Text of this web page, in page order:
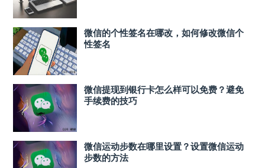
微信的个性签名在哪改，如何修改微信个
性签名
微信提现到银行卡怎么样可以免费？避免
手续费的技巧
微信运动步数在哪里设置？设置微信运动
步数的方法